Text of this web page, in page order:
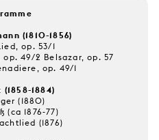
(1810-1856)
op. 53/1
49/2 Belsazar, op. 57
op. 49/1
1884)
(1880)
(ca 1876-77)
(1876)